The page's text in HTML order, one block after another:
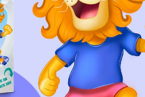
52 756